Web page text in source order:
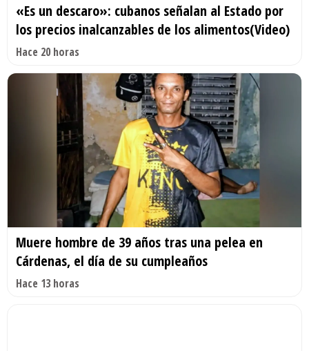
«Es un descaro»: cubanos señalan al Estado por
los precios inalcanzables de los alimentos(Video)
Hace 20 horas
Muere hombre de 39 años tras una pelea en
Cárdenas, el día de su cumpleaños
Hace 13 horas